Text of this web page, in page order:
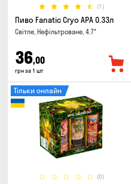
(1)
Пиво Fanatic Cryo APA 0.33л
Світле, Нефільтроване, 4.7°
36,00
грн за 1 шт
(0)
Тільки онлайн